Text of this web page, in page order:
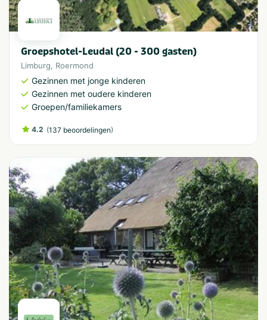
Groepshotel-Leudal (20 - 300 gasten)
Limburg, Roermond
Gezinnen met jonge kinderen
Gezinnen met oudere kinderen
Groepen/familiekamers
4.2 (137 beoordelingen)